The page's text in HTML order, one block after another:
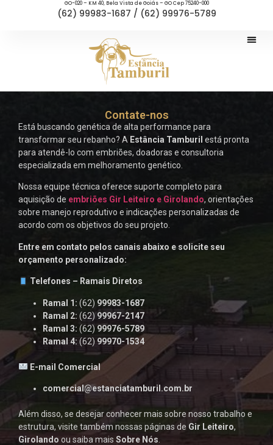
GO-020 – KM 40, Bela Vista de Goiás – GO Cep 75240-000
(62) 99983-1687 / (62) 99976-5789
Contate-nos
Está buscando genética de alta performance para
transformar seu rebanho? A Estância Tamburil está pronta
para atendê-lo com embriões, doadoras e consultoria
especializada em melhoramento genético.
Nossa equipe técnica oferece suporte completo para
aquisição de embriões Gir Leiteiro e Girolando, orientações
sobre manejo reprodutivo e indicações personalizadas de
acordo com os objetivos do seu projeto.
Entre em contato pelos canais abaixo e solicite seu
orçamento personalizado:
Telefones – Ramais Diretos
Ramal 1: (62) 99983-1687
Ramal 2: (62) 99967-2147
Ramal 3: (62) 99976-5789
Ramal 4: (62) 99970-1534
E-mail Comercial
comercial@estanciatamburil.com.br
Além disso, se desejar conhecer mais sobre nosso trabalho e
estrutura, visite também nossas páginas de Gir Leiteiro,
Girolando ou saiba mais Sobre Nós